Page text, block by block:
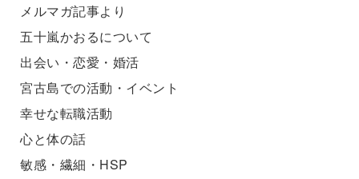
メルマガ記事より
五十嵐かおるについて
出会い・恋愛・婚活
宮古島での活動・イベント
幸せな転職活動
心と体の話
敏感・繊細・HSP